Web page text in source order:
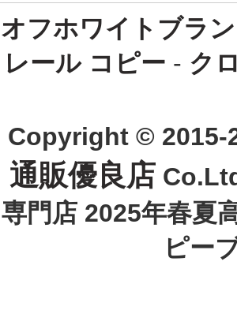
オフホワイトブラ
レール コピー - ク
Copyright © 2015-
通販優良店
専門店 2025年春夏
ピー